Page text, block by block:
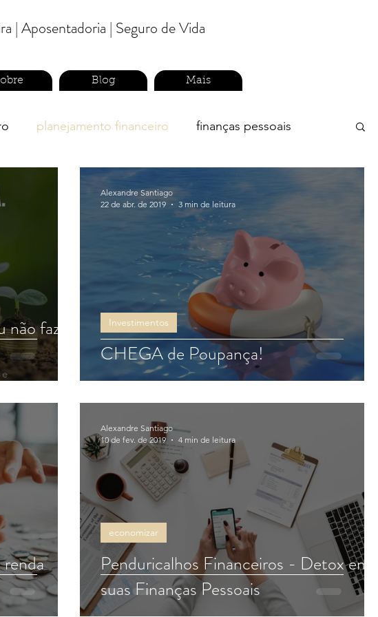
| Aposentadoria | Seguro de Vida
Blog Mais
planejamento financeiro finanças pessoais
fazer,
CHEGA de Poupança!
Investimentos
Alexandre Santiago
22 de abr. de 2019
3 min de leitura
Penduricalhos Financeiros - Detox em
suas Finanças Pessoais
economizar
Alexandre Santiago
10 de fev. de 2019
4 min de leitura